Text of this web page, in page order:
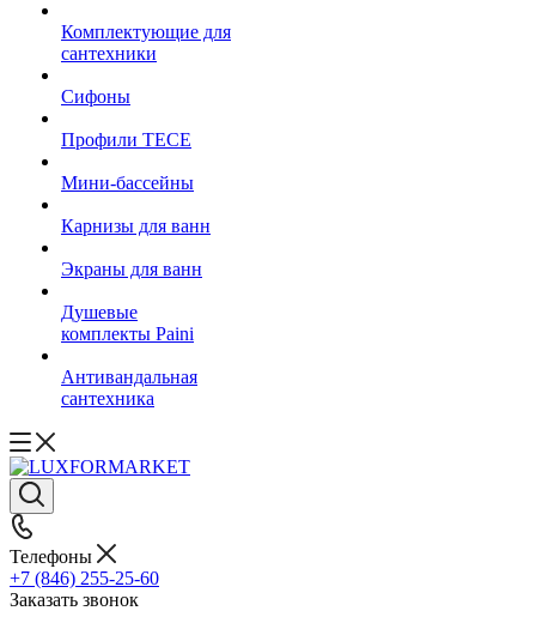
Комплектующие для
сантехники
Сифоны
Профили TECE
Мини-бассейны
Карнизы для ванн
Экраны для ванн
Душевые
комплекты Paini
Антивандальная
сантехника
Телефоны
+7 (846) 255-25-60
Заказать звонок